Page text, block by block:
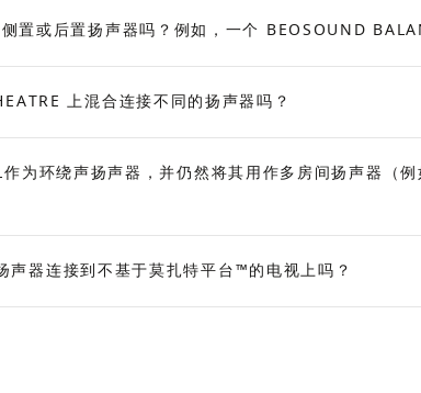
置或后置扬声器吗？例如，一个 BEOSOUND
上混合连接不同的扬声器吗？
为环绕声扬声器，并仍然将其用作多房间扬声器（
器连接到不基于莫扎特平台™的电视上吗？